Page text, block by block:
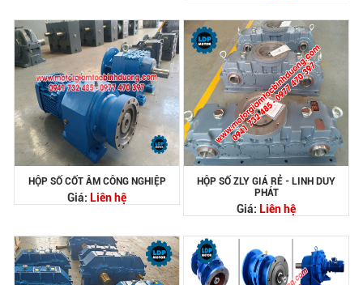
HỘP SỐ CỐT ÂM CÔNG NGHIỆP
Giá: Liên hệ
HỘP SỐ ZLY GIÁ RẺ - LINH DUY
PHÁT
Giá: Liên hệ